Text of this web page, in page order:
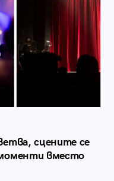
сцените се
вместо